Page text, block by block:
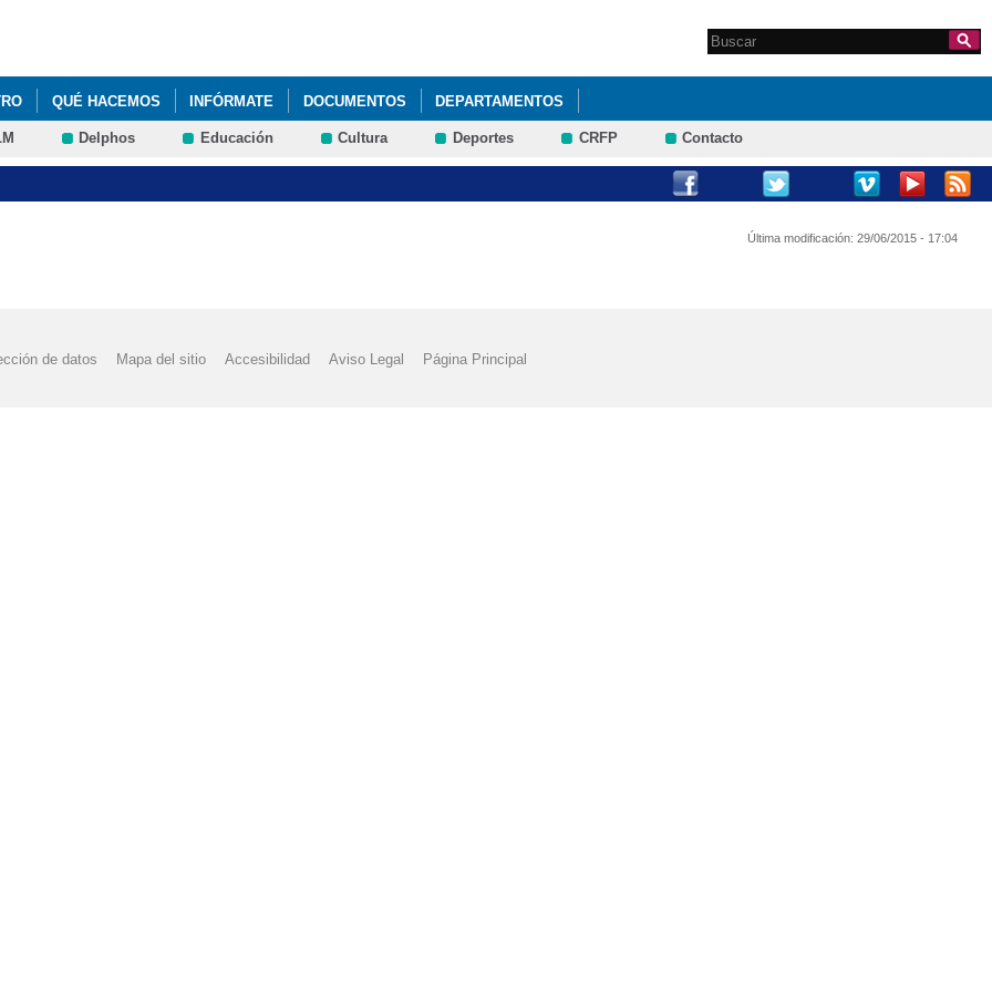
Formulario de
Search this site
QUÉ HACEMOS INFÓRMATE DOCUMENTOS DEPARTAMENTOS
Delphos Educación Cultura Deportes CRFP Contacto
Última modificación: 29/06/2015 - 17:04
de datos Mapa del sitio Accesibilidad Aviso Legal Página Principal